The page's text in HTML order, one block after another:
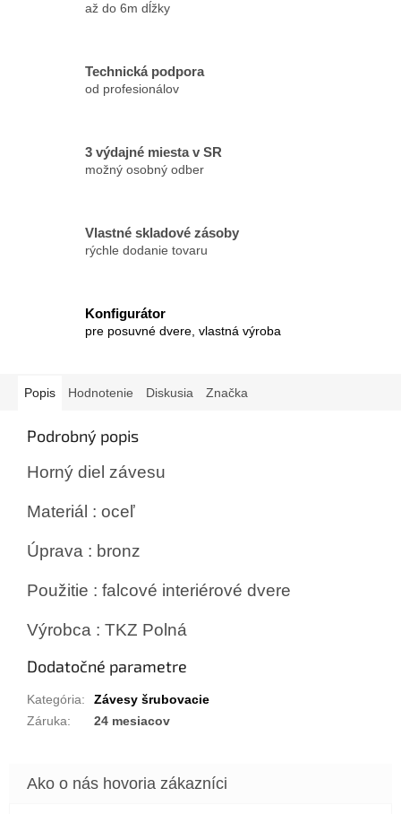
až do 6m dĺžky
Technická podpora
od profesionálov
3 výdajné miesta v SR
možný osobný odber
Vlastné skladové zásoby
rýchle dodanie tovaru
Konfigurátor
pre posuvné dvere, vlastná výroba
Popis Hodnotenie Diskusia Značka
Podrobný popis
Horný diel závesu
Materiál : oceľ
Úprava : bronz
Použitie : falcové interiérové dvere
Výrobca : TKZ Polná
Dodatočné parametre
Kategória:
Závesy šrubovacie
Záruka: 24 mesiacov